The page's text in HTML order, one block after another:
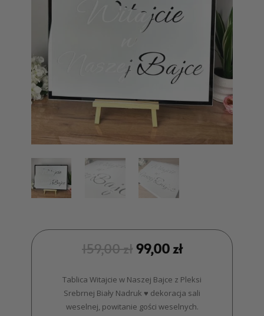
159,00zł 99,00zł
Tablica Witajcie w Naszej Bajce z Pleksi
Srebrnej Biały Nadruk ♥ dekoracja sali
weselnej, powitanie gości weselnych.